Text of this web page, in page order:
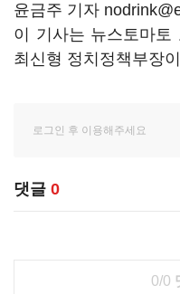
윤금주 기자
이 기사는 뉴스토마
최신형 정치정책부장
댓글 0
0/0